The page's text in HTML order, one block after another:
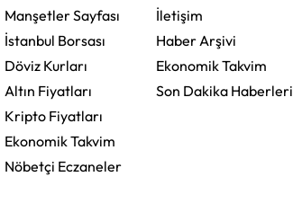
Manşetler Sayfası
İstanbul Borsası
Döviz Kurları
Altın Fiyatları
Kripto Fiyatları
Ekonomik Takvim
Nöbetçi Eczaneler
İletişim
Haber Arşivi
Ekonomik Takvim
Son Dakika Haberleri